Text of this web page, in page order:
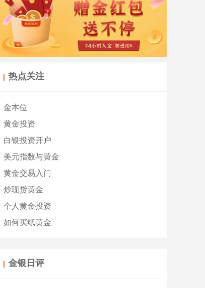
贵金属百科
常见问题
异常交易处理
人民币兑换率
反洗黑钱声明
热点关注
金本位
黄金投资
白银投资开户
美元指数与黄金
黄金交易入门
炒现货黄金
个人黄金投资
如何买纸黄金
金银日评